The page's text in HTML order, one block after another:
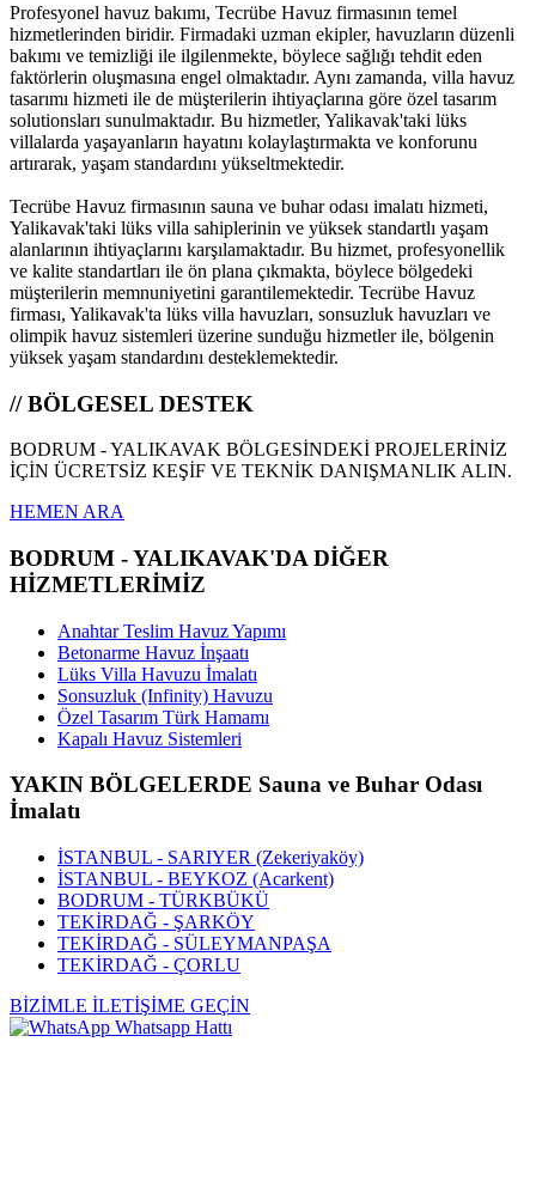
Profesyonel havuz bakımı, Tecrübe Havuz firmasının temel
hizmetlerinden biridir. Firmadaki uzman ekipler, havuzların düzenli
bakımı ve temizliği ile ilgilenmekte, böylece sağlığı tehdit eden
faktörlerin oluşmasına engel olmaktadır. Aynı zamanda, villa havuz
tasarımı hizmeti ile de müşterilerin ihtiyaçlarına göre özel tasarım
solutionsları sunulmaktadır. Bu hizmetler, Yalikavak'taki lüks
villalarda yaşayanların hayatını kolaylaştırmakta ve konforunu
artırarak, yaşam standardını yükseltmektedir.
Tecrübe Havuz firmasının sauna ve buhar odası imalatı hizmeti,
Yalikavak'taki lüks villa sahiplerinin ve yüksek standartlı yaşam
alanlarının ihtiyaçlarını karşılamaktadır. Bu hizmet, profesyonellik
ve kalite standartları ile ön plana çıkmakta, böylece bölgedeki
müşterilerin memnuniyetini garantilemektedir. Tecrübe Havuz
firması, Yalikavak'ta lüks villa havuzları, sonsuzluk havuzları ve
olimpik havuz sistemleri üzerine sunduğu hizmetler ile, bölgenin
yüksek yaşam standardını desteklemektedir.
// BÖLGESEL DESTEK
BODRUM - YALIKAVAK BÖLGESİNDEKİ PROJELERİNİZ
İÇİN ÜCRETSİZ KEŞİF VE TEKNİK DANIŞMANLIK ALIN.
HEMEN ARA
BODRUM - YALIKAVAK'DA DİĞER
HİZMETLERİMİZ
Anahtar Teslim Havuz Yapımı
Betonarme Havuz İnşaatı
Lüks Villa Havuzu İmalatı
Sonsuzluk (Infinity) Havuzu
Özel Tasarım Türk Hamamı
Kapalı Havuz Sistemleri
YAKIN BÖLGELERDE Sauna ve Buhar Odası
İmalatı
İSTANBUL - SARIYER (Zekeriyaköy)
İSTANBUL - BEYKOZ (Acarkent)
BODRUM - TÜRKBÜKÜ
TEKİRDAĞ - ŞARKÖY
TEKİRDAĞ - SÜLEYMANPAŞA
TEKİRDAĞ - ÇORLU
BİZİMLE İLETİŞİME GEÇİN
Whatsapp Hattı